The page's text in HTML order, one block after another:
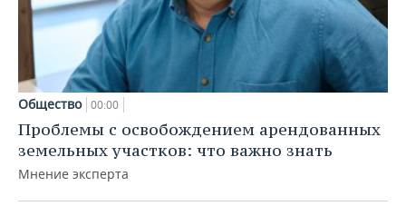
Общество 00:00
Проблемы с освобождением арендованных
земельных участков: что важно знать
Мнение эксперта